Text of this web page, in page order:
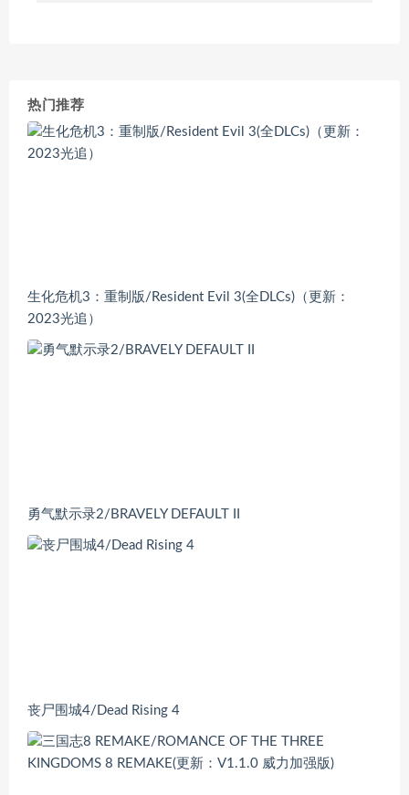
热门推荐
生化危机3：重制版/Resident Evil 3(全DLCs)（更新：
2023光追）
勇气默示录2/BRAVELY DEFAULT II
丧尸围城4/Dead Rising 4